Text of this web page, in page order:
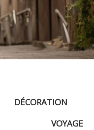
DÉCORATION
VOYAGE